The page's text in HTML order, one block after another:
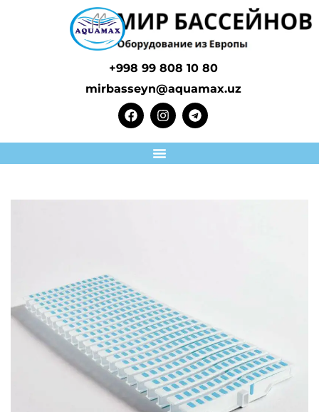
+998 99 808 10 80
mirbasseyn@aquamax.uz